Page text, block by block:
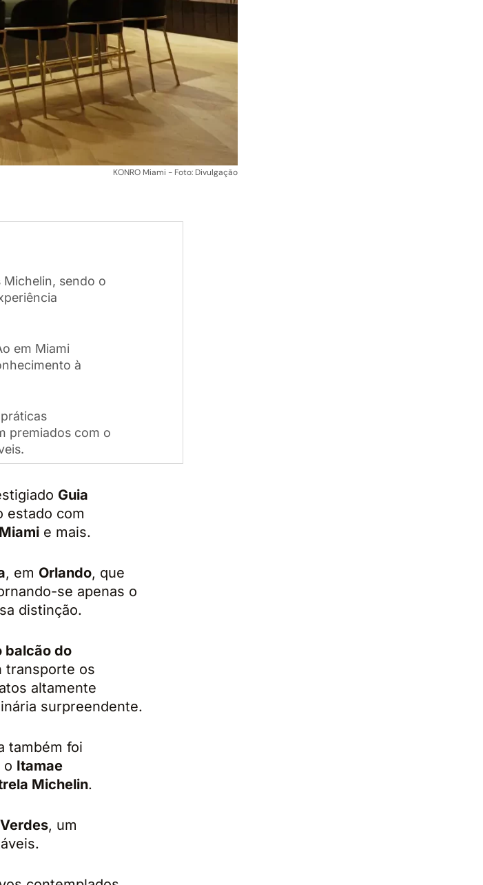
KONRO Miami - Foto: Divulgação
Michelin, sendo o
em Miami
à
premiados com o
Guia
estado com
Miami e mais.
, em Orlando, que
se apenas o
distinção.
balcão do
transporte os
altamente
surpreendente.
também foi
o Itamae
Michelin.
, um